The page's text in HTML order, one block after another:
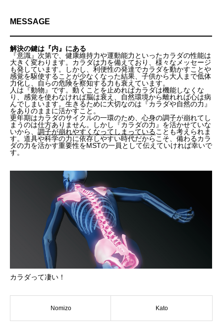
MESSAGE
解決の鍵は『内』にある
『意識』次第で、健康維持力や運動能力といったカラダの性能は
大きく変わります。カラダは力を備えており、様々なメッセージ
も発しています。しかし、利便性の発達でカラダを動かすことや
感覚を駆使することが少なくなった結果、子供から大人まで低体
力化し、自らの危険を察知する力も衰えています。
人は『動物』です。動くことを止めればカラダは機能しなくな
り、感覚を使わなければ脳は衰え、自然環境から離れれば心は病
んでしまいます。生きるために大切なのは『カラダや自然の力』
をありのままに活かすこと。
更年期はカラダのサイクルの一環のため、心身の調子が崩れてし
まうのは仕方ありません。しかし『カラダの力』を活かせていな
いから、 調子が崩れやすくなってしまっていることも考えられま
す。道具や科学の力に依存しやすい時代だからこそ、備わるカラ
ダの力を活かす重要性をMSTの一員として伝えていければ幸いで
す。
カラダって凄い！
Nomizo Kato